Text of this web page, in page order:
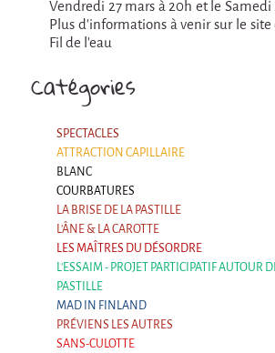
MAD OBJECTIF FINLANDE
JULY 2022 >> 10th
Argentine & Chili
Carnets de voyages
Blog de Voyages
Autres formes
Mad in Finland - Le film
Mad in Finland - Le film
Livre-Musical "Un éclat dans le
Livre-Musical "Un éclat dans
Catégories
SPECTACLES
ATTRACTION CAPILLAIRE
BLANC
COURBATURES
LA BRISE DE LA PASTILLE
L'ÂNE & LA CAROTTE
LES MAÎTRES DU DÉSORDRE
L'ESSAIM - PROJET PARTICIPATIF AUTOUR
PASTILLE
MAD IN FINLAND
PRÉVIENS LES AUTRES
SANS-CULOTTE
Vendredi 27 mars à 20h et le Samedi
Plus d'informations à venir sur le
Fil de l'eau